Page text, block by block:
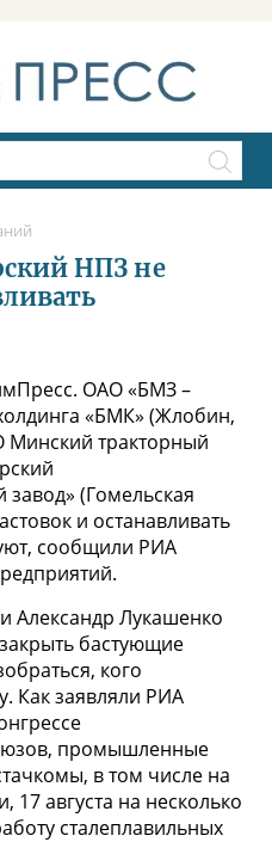
НПЗ не
ОАО «БМЗ –
«БМК» (Жлобин,
Минский тракторный
(Гомельская
и останавливать
сообщили РИА
Александр Лукашенко
бастующие
кого
Как заявляли РИА
промышленные
в том числе на
17 августа на несколько
сталеплавильных